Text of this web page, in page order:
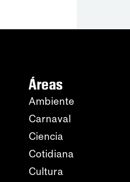
Áreas
Ambiente
Carnaval
Ciencia
Cotidiana
Cultura